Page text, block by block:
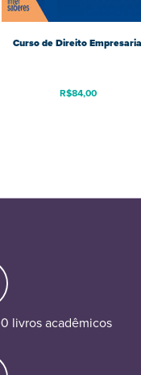
Curso de Direito
R$84,00
livros acadêmicos